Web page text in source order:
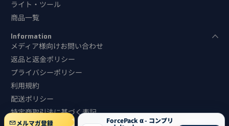
メルマガ登録 ForcePack α - コンプリ
ライト・ツール
商品一覧
Information
メディア様向けお問い合わせ
返品と返金ポリシー
プライバシーポリシー
利用規約
配送ポリシー
特定商取引法に基づく表記